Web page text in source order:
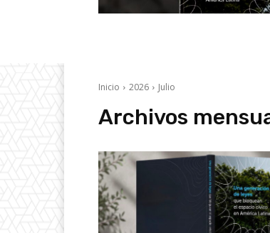
Inicio 2026 Julio
Archivos